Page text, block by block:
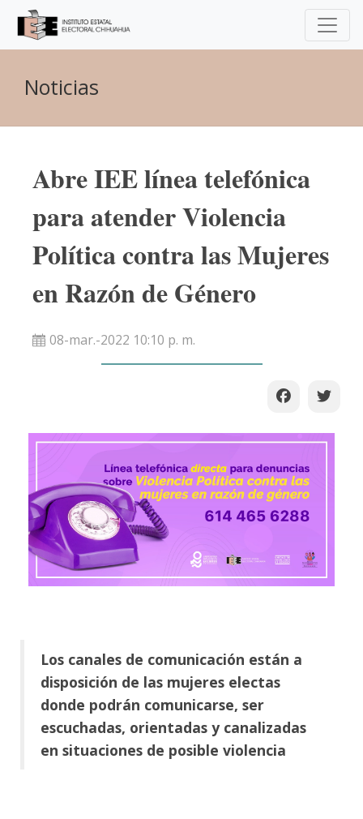
Noticias
Abre IEE línea telefónica
para atender Violencia
Política contra las Mujeres
en Razón de Género
08-mar.-2022 10:10 p. m.
Los canales de comunicación están a
disposición de las mujeres electas
donde podrán comunicarse, ser
escuchadas, orientadas y canalizadas
en situaciones de posible violencia